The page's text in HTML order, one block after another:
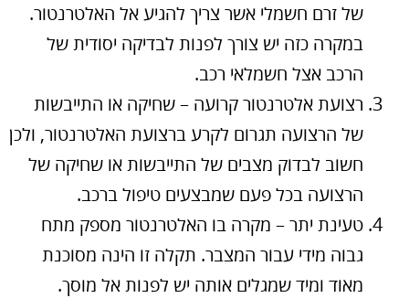
של זרם חשמלי אשר צריך להגיע אל האלטרנטור.
במקרה כזה יש צורך לפנות לבדיקה יסודית של
הרכב אצל חשמלאי רכב.
רצועת אלטרנטור קרועה – שחיקה או התייבשות
של הרצועה תגרום לקרע ברצועת האלטרנטור, ולכן
חשוב לבדוק מצבים של התייבשות או שחיקה של
הרצועה בכל פעם שמבצעים טיפול ברכב.
טעינת יתר – מקרה בו האלטרנטור מספק מתח
גבוה מידי עבור המצבר. תקלה זו הינה מסוכנת
מאוד ומיד שמגלים אותה יש לפנות אל מוסך.